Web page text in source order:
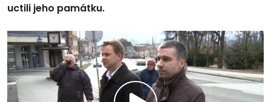
uctili jeho památku.